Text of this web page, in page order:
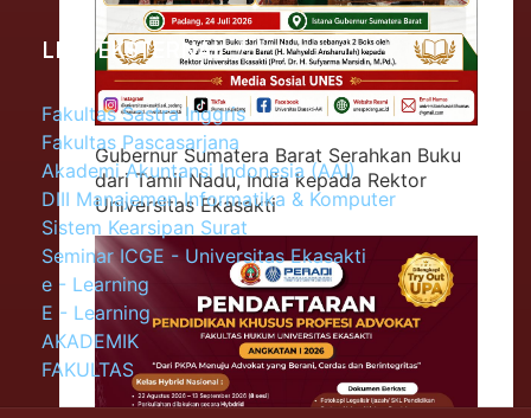
Gubernur Sumatera Barat Serahkan Buku
dari Tamil Nadu, India kepada Rektor
Universitas Ekasakti
LINK EKSTERNAL
Fakultas Sastra Inggris
Fakultas Pascasarjana
Akademi Akuntansi Indonesia (AAI)
DIII Manajemen Informatika & Komputer
Sistem Kearsipan Surat
Seminar ICGE - Universitas Ekasakti
e - Learning
E - Learning
AKADEMIK
FAKULTAS